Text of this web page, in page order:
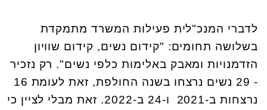
לדברי המנכ"לית פעילות המשרד מתמקדת
בשלושה תחומים: "קידום נשים, קידום שוויון
הזדמנויות ומאבק באלימות כלפי נשים". רק נזכיר
- 29 נשים נרצחו בשנה החולפת, זאת לעומת 16
נרצחות ב-2021 ו-24 ב-2022. זאת מבלי לציין כי